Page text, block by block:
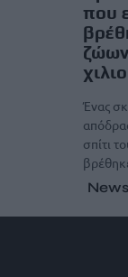
που
Ένας
σπίτι